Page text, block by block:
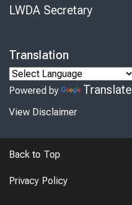
LWDA Secretary
Translation
Powered by Translate
View Disclaimer
Back to Top
Privacy Policy